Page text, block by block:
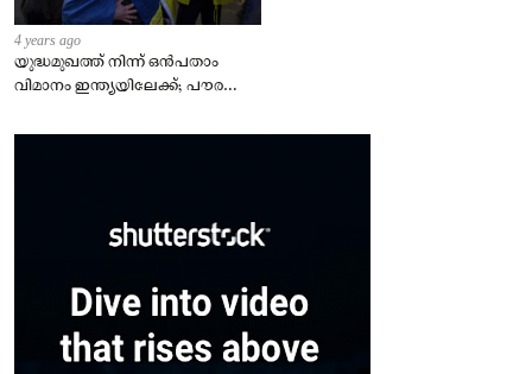
4 years ago
യുദ്ധമുഖത്ത് നിന്ന് ഒൻപതാം
വിമാനം ഇന്ത്യയിലേക്ക്; പൗരന്മാർ
– കേന്ദ്രം